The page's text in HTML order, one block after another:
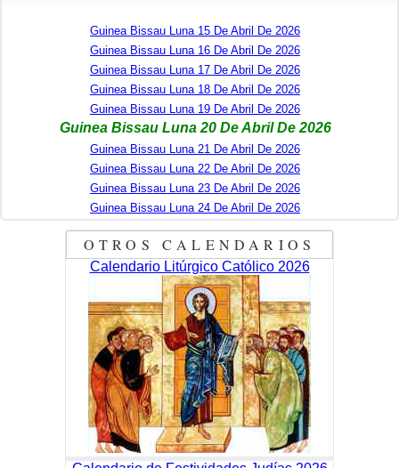
Guinea Bissau Luna 15 De Abril De 2026
Guinea Bissau Luna 16 De Abril De 2026
Guinea Bissau Luna 17 De Abril De 2026
Guinea Bissau Luna 18 De Abril De 2026
Guinea Bissau Luna 19 De Abril De 2026
Guinea Bissau Luna 20 De Abril De 2026
Guinea Bissau Luna 21 De Abril De 2026
Guinea Bissau Luna 22 De Abril De 2026
Guinea Bissau Luna 23 De Abril De 2026
Guinea Bissau Luna 24 De Abril De 2026
OTROS CALENDARIOS
Calendario Litúrgico Católico 2026